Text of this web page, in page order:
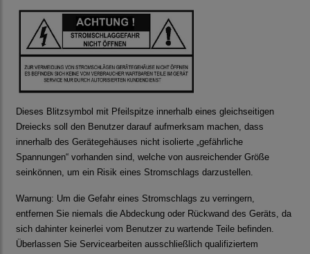
Dieses Blitzsymbol mit Pfeilspitze innerhalb eines gleichseitigen
Dreiecks soll den Benutzer darauf aufmerksam machen, dass
innerhalb des Gerätegehäuses nicht isolierte „gefährliche
Spannungen“ vorhanden sind, welche von ausreichender Größe
seinkönnen, um ein Risik eines Stromschlags darzustellen.
Warnung: Um die Gefahr eines Stromschlags zu verringern,
entfernen Sie niemals die Abdeckung oder Rückwand des Geräts, da
sich dahinter keinerlei vom Benutzer zu wartende Teile befinden.
Überlassen Sie Servicearbeiten ausschließlich qualifiziertem